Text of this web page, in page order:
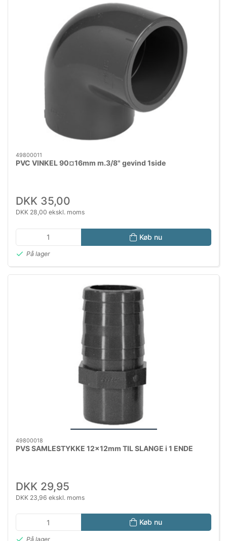
49800011
PVC VINKEL 90¤16mm m.3/8" gevind 1side
DKK 35,00
DKK 28,00 ekskl. moms
Køb nu
På lager
49800018
PVS SAMLESTYKKE 12x12mm TIL SLANGE i 1 ENDE
DKK 29,95
DKK 23,96 ekskl. moms
Køb nu
På lager